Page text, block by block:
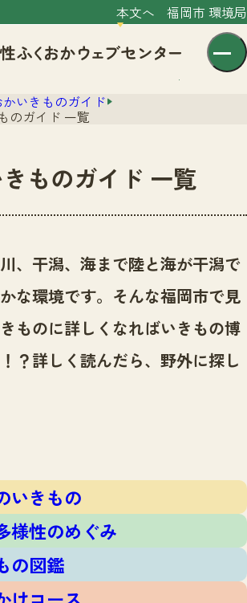
本文へ 福岡市 環境局
紹介
紹介TOP
リシー
シーポリシー
TOP
み
ガイド
ガイドTOP
きもの
性のめぐみ
ョン
査隊
ト
いきものマップ
グ
グTOP
込みフォーム
いきものガイド
のガイド 一覧
ものガイド 一覧
、干潟、海まで陸と海が干潟で
な環境です。 そんな福岡市で見
ものに詳しくなればいきもの博
？詳しく読んだら、野外に探し
いきもの
様性のめぐみ
の図鑑